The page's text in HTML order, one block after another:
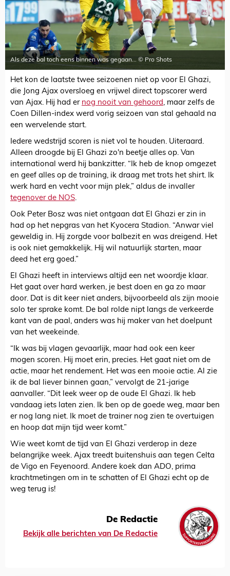
Als deze bal toch eens binnen was gegaan... © Pro Shots
Het kon de laatste twee seizoenen niet op voor El Ghazi,
die Jong Ajax oversloeg en vrijwel direct topscorer werd
van Ajax. Hij had er nog nooit van gehoord, maar zelfs de
Coen Dillen-index werd vorig seizoen van stal gehaald na
een wervelende start.
Iedere wedstrijd scoren is niet vol te houden. Uiteraard.
Alleen droogde bij El Ghazi zo'n beetje alles op. Van
international werd hij bankzitter. “Ik heb de knop omgezet
en geef alles op de training, ik draag met trots het shirt. Ik
werk hard en vecht voor mijn plek,” aldus de invaller
tegenover de NOS.
Ook Peter Bosz was niet ontgaan dat El Ghazi er zin in
had op het nepgras van het Kyocera Stadion. “Anwar viel
geweldig in. Hij zorgde voor balbezit en was dreigend. Het
is ook niet gemakkelijk. Hij wil natuurlijk starten, maar
deed het erg goed.”
El Ghazi heeft in interviews altijd een net woordje klaar.
Het gaat over hard werken, je best doen en ga zo maar
door. Dat is dit keer niet anders, bijvoorbeeld als zijn mooie
solo ter sprake komt. De bal rolde nipt langs de verkeerde
kant van de paal, anders was hij maker van het doelpunt
van het weekeinde.
“Ik was bij vlagen gevaarlijk, maar had ook een keer
mogen scoren. Hij moet erin, precies. Het gaat niet om de
actie, maar het rendement. Het was een mooie actie. Al zie
ik de bal liever binnen gaan,” vervolgt de 21-jarige
aanvaller. “Dit leek weer op de oude El Ghazi. Ik heb
vandaag iets laten zien. Ik ben op de goede weg, maar ben
er nog lang niet. Ik moet de trainer nog zien te overtuigen
en hoop dat mijn tijd weer komt.”
Wie weet komt de tijd van El Ghazi verderop in deze
belangrijke week. Ajax treedt buitenshuis aan tegen Celta
de Vigo en Feyenoord. Andere koek dan ADO, prima
krachtmetingen om in te schatten of El Ghazi echt op de
weg terug is!
De Redactie
Bekijk alle berichten van De Redactie